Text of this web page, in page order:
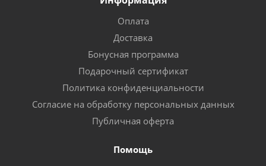
Оплата
Доставка
Бонусная программа
Подарочный сертификат
Политика конфиденциальности
Согласие на обработку персональных данных
Публичная оферта
Помощь